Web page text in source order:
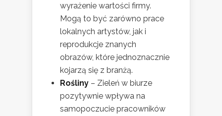
wyrażenie wartości firmy.
Mogą to być zarówno prace
lokalnych artystów, jak i
reprodukcje znanych
obrazów, które jednoznacznie
kojarzą się z branżą.
Rośliny – Zieleń w biurze
pozytywnie wpływa na
samopoczucie pracowników